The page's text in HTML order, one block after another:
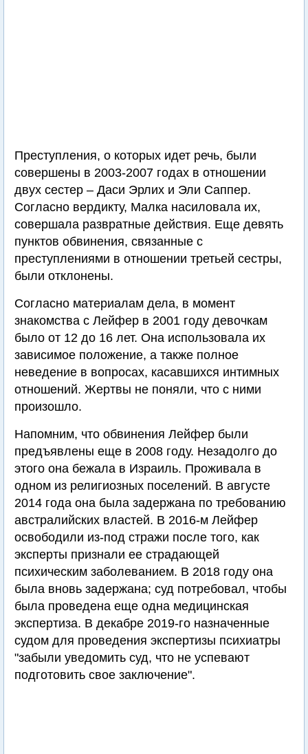
Преступления, о которых идет речь, были
совершены в 2003-2007 годах в отношении
двух сестер – Даси Эрлих и Эли Саппер.
Согласно вердикту, Малка насиловала их,
совершала развратные действия. Еще девять
пунктов обвинения, связанные с
преступлениями в отношении третьей сестры,
были отклонены.
Согласно материалам дела, в момент
знакомства с Лейфер в 2001 году девочкам
было от 12 до 16 лет. Она использовала их
зависимое положение, а также полное
неведение в вопросах, касавшихся интимных
отношений. Жертвы не поняли, что с ними
произошло.
Напомним, что обвинения Лейфер были
предъявлены еще в 2008 году. Незадолго до
этого она бежала в Израиль. Проживала в
одном из религиозных поселений. В августе
2014 года она была задержана по требованию
австралийских властей. В 2016-м Лейфер
освободили из-под стражи после того, как
эксперты признали ее страдающей
психическим заболеванием. В 2018 году она
была вновь задержана; суд потребовал, чтобы
была проведена еще одна медицинская
экспертиза. В декабре 2019-го назначенные
судом для проведения экспертизы психиатры
"забыли уведомить суд, что не успевают
подготовить свое заключение".